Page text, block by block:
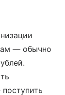
— обычно